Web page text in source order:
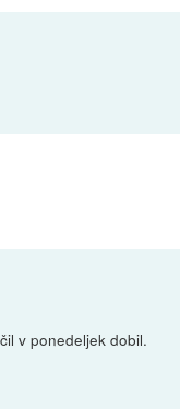
v ponedeljek dobil.